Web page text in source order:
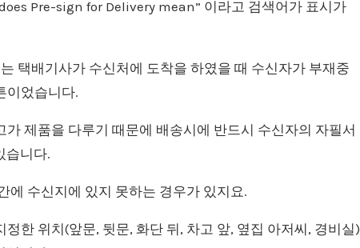
Pre-sign for Delivery mean” 이라고 검색어가 표시가
택배기사가 수신처에 도착을 하였을 때 수신자가 부재중
이었습니다.
제품을 다루기 때문에 배송시에 반드시 수신자의 자필서
습니다.
에 수신지에 있지 못하는 경우가 있지요.
한 위치(앞문, 뒷문, 화단 뒤, 차고 앞, 옆집 아저씨, 경비실)